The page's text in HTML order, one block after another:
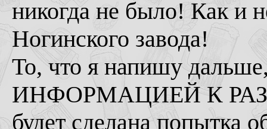
никогда не было! Как и
Ногинского завода!
То, что я напишу
ИНФОРМАЦИЕЙ К
будет сделана попытка